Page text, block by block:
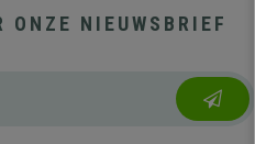
NIEUWSBRIEF